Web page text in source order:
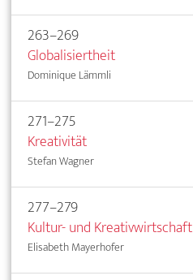
263–269
Globalisiertheit
Dominique Lämmli
271–275
Kreativität
Stefan Wagner
277–279
Kultur- und Kreativwirtschaft
Elisabeth Mayerhofer